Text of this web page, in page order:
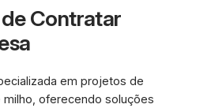
Contratar
em projetos de
milho, oferecendo soluções